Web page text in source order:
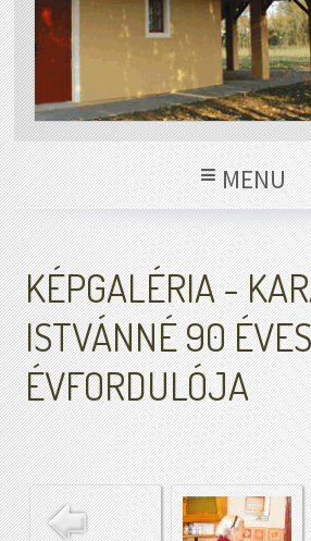
MENU
KÉPGALÉRIA -
ISTVÁNNÉ 90 ÉVES
ÉVFORDULÓJA